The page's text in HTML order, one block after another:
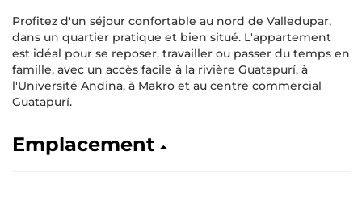
Profitez d'un séjour confortable au nord de Valledupar,
dans un quartier pratique et bien situé. L'appartement
est idéal pour se reposer, travailler ou passer du temps en
famille, avec un accès facile à la rivière Guatapurí, à
l'Université Andina, à Makro et au centre commercial
Guatapurí.
Emplacement